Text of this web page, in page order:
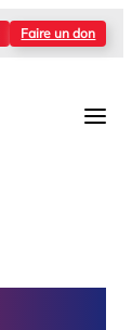
Faire un don